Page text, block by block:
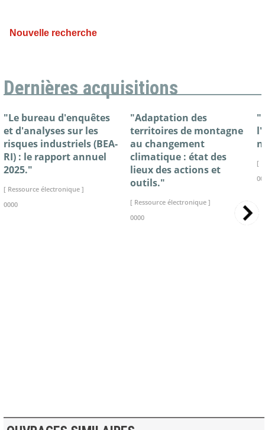
Nouvelle recherche
Dernières acquisitions
"Le bureau d'enquêtes
et d'analyses sur les
risques industriels (BEA-
RI) : le rapport annuel
2025."
[ Ressource électronique ]
0000
"Adaptation des
territoires de montagne
au changement
climatique : état des
lieux des actions et
outils."
[ Ressource électronique ]
0000
[